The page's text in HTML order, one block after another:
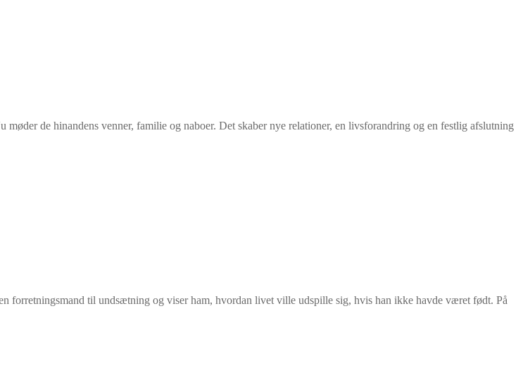
de hinandens venner, familie og naboer. Det skaber nye relationer, en livsforandring og en festlig afslutning
forretningsmand til undsætning og viser ham, hvordan livet ville udspille sig, hvis han ikke havde været født. På